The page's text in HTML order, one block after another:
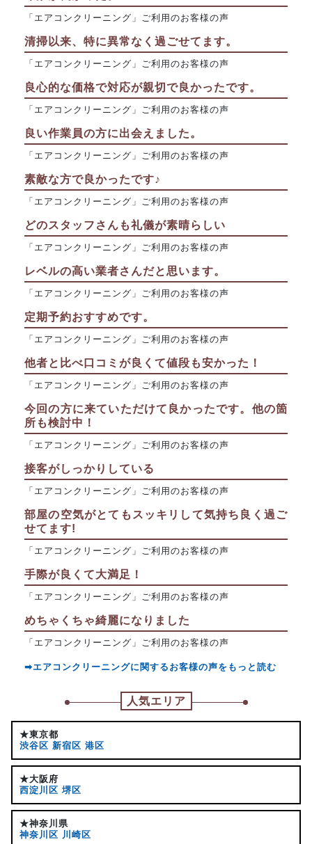
「エアコンクリーニング」ご利用のお客様の声
清掃以来、特に異常なく過ごせてます。
「エアコンクリーニング」ご利用のお客様の声
良心的な価格で対応が親切で良かったです。
「エアコンクリーニング」ご利用のお客様の声
良い作業員の方に出会えました。
「エアコンクリーニング」ご利用のお客様の声
素敵な方で良かったです♪
「エアコンクリーニング」ご利用のお客様の声
どのスタッフさんも礼儀が素晴らしい
「エアコンクリーニング」ご利用のお客様の声
レベルの高い業者さんだと思います。
「エアコンクリーニング」ご利用のお客様の声
定期予約おすすめです。
「エアコンクリーニング」ご利用のお客様の声
他者と比べ口コミが良くて値段も安かった！
「エアコンクリーニング」ご利用のお客様の声
今回の方に来ていただけて良かったです。他の箇
所も検討中！
「エアコンクリーニング」ご利用のお客様の声
接客がしっかりしている
「エアコンクリーニング」ご利用のお客様の声
部屋の空気がとてもスッキリして気持ち良く過ご
せてます!
「エアコンクリーニング」ご利用のお客様の声
手際が良くて大満足！
「エアコンクリーニング」ご利用のお客様の声
めちゃくちゃ綺麗になりました
「エアコンクリーニング」ご利用のお客様の声
➡エアコンクリーニングに関するお客様の声をもっと読む
人気エリア
★東京都
渋谷区 新宿区 港区
★大阪府
西淀川区 堺区
★神奈川県
神奈川区 川崎区